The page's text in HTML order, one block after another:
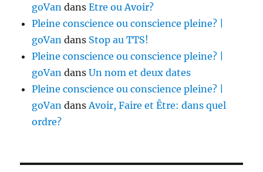
goVan dansEtre ou Avoir?
Pleine conscience ou conscience pleine? |
goVan dans Stop au TTS!
Pleine conscience ou conscience pleine? |
goVan dansUn nom et deux dates
Pleine conscience ou conscience pleine? |
goVan dansAvoir, Faire et Être: dans quel
ordre?